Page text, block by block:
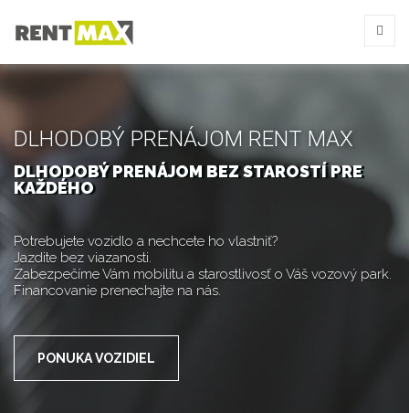
DLHODOBÝ PRENÁJOM RENT MAX
DLHODOBÝ PRENÁJOM BEZ STAROSTÍ PRE
KAŽDÉHO
Potrebujete vozidlo a nechcete ho vlastniť?
Jazdite bez viazanosti.
Zabezpečíme Vám mobilitu a starostlivosť o Váš vozový park.
Financovanie prenechajte na nás.
PONUKA VOZIDIEL